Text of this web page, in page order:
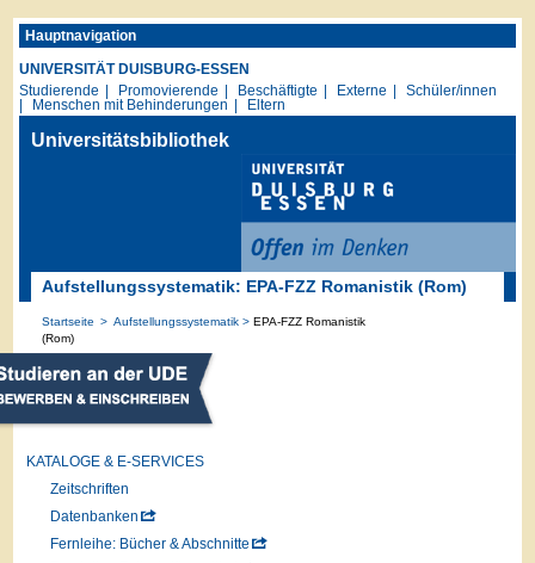
Hauptnavigation
UNIVERSITÄT DUISBURG-ESSEN
Studierende
Promovierende Beschäftigte Externe
Schüler/innen
Menschen mit Behinderungen
Eltern
Universitätsbibliothek
Aufstellungssystematik: EPA-FZZ Romanistik (Rom)
Startseite Aufstellungssystematik
EPA-FZZ Romanistik
(Rom)
KATALOGE & E-SERVICES
Zeitschriften
Datenbanken
Fernleihe: Bücher & Abschnitte